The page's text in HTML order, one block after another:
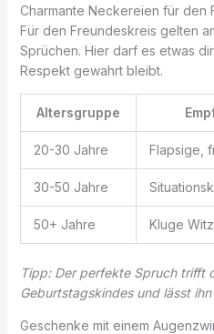
Charmante Neckereien für den
Für den Freundeskreis gelten
Sprüchen. Hier darf es etwas
Respekt gewahrt bleibt.
Altersgruppe
20-30 Jahre Flapsige,
30-50 Jahre
50+ Jahre Kluge
Tipp: Der perfekte Spruch trifft
Geburtstagskindes und lässt
Geschenke mit einem